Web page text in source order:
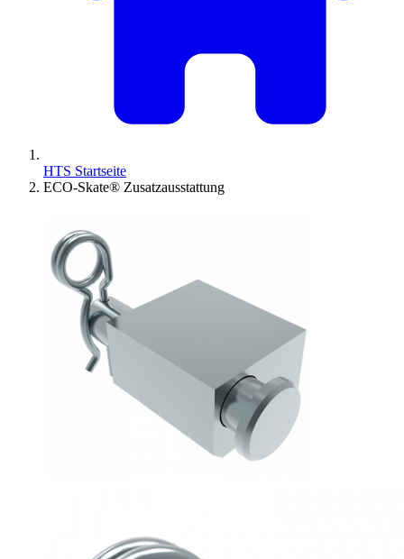
HTS Startseite
ECO-Skate® Zusatzausstattung